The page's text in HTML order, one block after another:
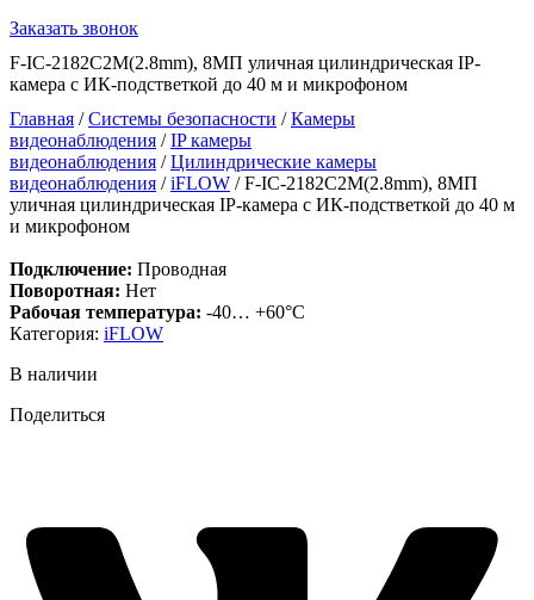
Заказать звонок
F-IC-2182С2M(2.8mm), 8МП уличная цилиндрическая IP-
камера с ИК-подстветкой до 40 м и микрофоном
Главная /Системы безопасности /Камеры
видеонаблюдения /IP камеры
видеонаблюдения /Цилиндрические камеры
видеонаблюдения /iFLOW / F-IC-2182С2M(2.8mm), 8МП
уличная цилиндрическая IP-камера с ИК-подстветкой до 40 м
и микрофоном
Подключение: Проводная
Поворотная: Нет
Рабочая температура: -40… +60°C
Категория: iFLOW
В наличии
Поделиться